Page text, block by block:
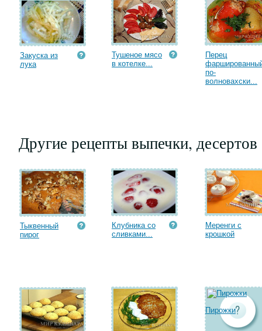
Закуска из
лука
Тушеное мясо
в котелке...
Перец
по-
волновахски...
Другие рецепты выпечки, десертов
Тыквенный
пирог
Клубника со
сливками...
Меренги с
крошкой
Пирожки